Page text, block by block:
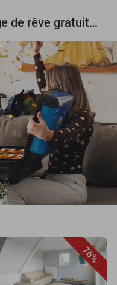
Tentez de gagner un voyage de rêve gratuit d'une valeur de 3.000 € !
76%